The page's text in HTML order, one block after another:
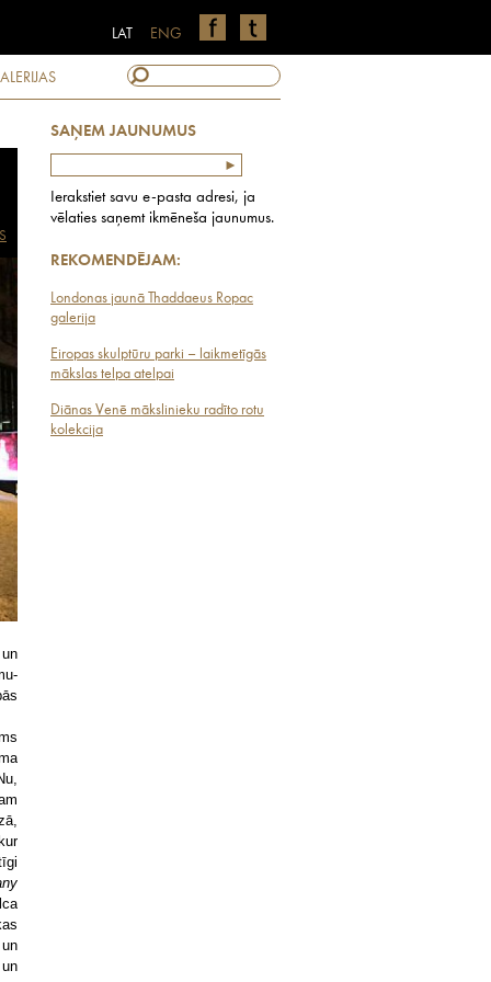
ENG
LAT
SAŅEM JAUNUMUS
Ierakstiet savu e-pasta adresi, ja
vēlaties saņemt ikmēneša jaunumus.
REKOMENDĒJAM:
Londonas jaunā Thaddaeus Ropac
galerija
Eiropas skulptūru parki – laikmetīgās
mākslas telpa atelpai
Diānas Venē mākslinieku radīto rotu
kolekcija